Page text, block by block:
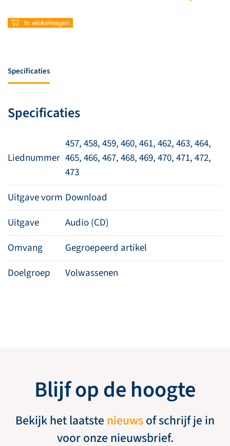
In winkelwagen
Specificaties
Specificaties
Liednummer
457, 458, 459, 460, 461, 462, 463, 464,
465, 466, 467, 468, 469, 470, 471, 472,
473
Uitgave vorm Download
Uitgave
Audio (CD)
Omvang
Gegroepeerd artikel
Doelgroep
Volwassenen
Blijf op de hoogte
Bekijk het laatste nieuwsof schrijf je in
voor onze nieuwsbrief.